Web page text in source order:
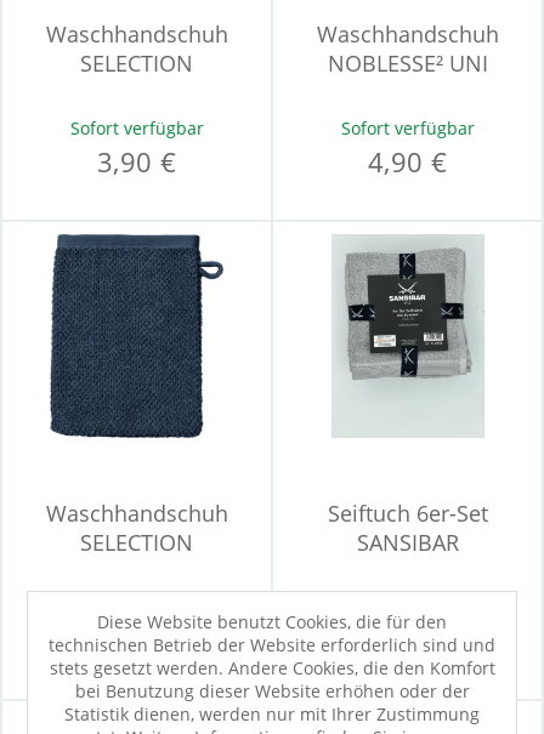
Waschhandschuh
SELECTION
Sofort verfügbar
3,90 €
Waschhandschuh
NOBLESSE² UNI
Sofort verfügbar
4,90 €
Waschhandschuh
SELECTION
3,90 €
Seiftuch 6er-Set
SANSIBAR
19,90 €
Diese Website benutzt Cookies, die für den
technischen Betrieb der Website erforderlich sind und
stets gesetzt werden. Andere Cookies, die den Komfort
bei Benutzung dieser Website erhöhen oder der
Statistik dienen, werden nur mit Ihrer Zustimmung